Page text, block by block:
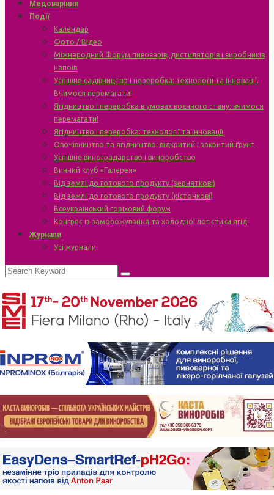
Медоваріння
Події
Календар
Фото / Відео
Міжнародний Форум пивоварів, дистиляторів і виробників
напоїв
Успішне садівництво і переробка: технології та інновації.
Вчимося перемагати!
Ягідництво і переробка в умовах воєнного стану: вчимося
перемагати!
Ягідництво і переробка: технології та інновації
Овочівництво та ягідництво: відкритий і закритий ґрунт
Успішне виноградарство і виноробство
Винний клуб «Галерея»
Від землі до готового продукту (зерняткові)
Від землі до готового продукту (кісточкові)
Всеукраїнський горіховий форум
Конгрес із заморожування та холодної логістики ягід
Журнали
Усі журнали